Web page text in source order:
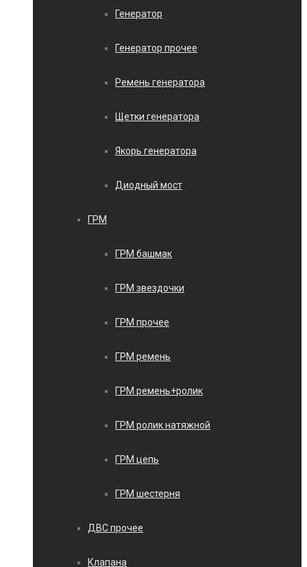
Генератор
Генератор прочее
Ремень генератора
Щетки генератора
Якорь генератора
Диодный мост
ГРМ
ГРМ башмак
ГРМ звездочки
ГРМ прочее
ГРМ ремень
ГРМ ремень+ролик
ГРМ ролик натяжной
ГРМ цепь
ГРМ шестерня
ДВС прочее
Клапана